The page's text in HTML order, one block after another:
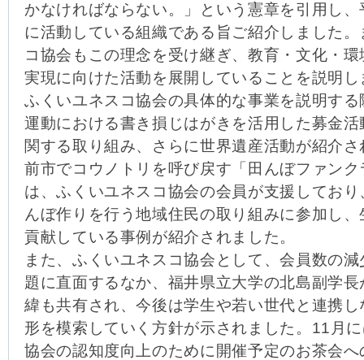
かなければならない。」という憲章を引用し
に活動している組織である旨ご紹介しました
コ協会もこの理念を受け継ぎ、教育・文化・
実現に向けた活動を展開していることを説明し
ふくいユネスコ協会の具体的な事業を説明す
運動における書き損じはがきを活用した募金
関する取り組み、さらに世界遺産活動が紹介
前市でコウノトリを呼び戻す「田んぼファン
は、ふくいユネスコ協会の会員が支援してお
んぼ作りを行う地域住民の取り組みに参加し
貢献している事例が紹介されました。
また、ふくいユネスコ協会として、会員数の
題に直面するなか、福井県立大学の北島副学
緯も共有され、今後は学生や若い世代と連携
形を模索していく方針が示されました。11月
協会の認知度向上のために開催予定のお茶会